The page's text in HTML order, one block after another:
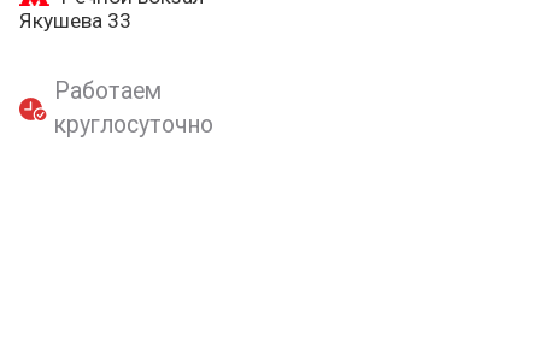
Якушева 33
Работаем
круглосуточно